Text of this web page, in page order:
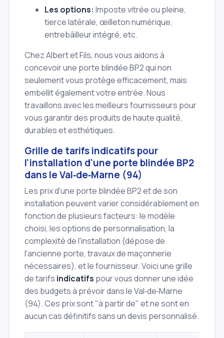
Les options: Imposte vitrée ou pleine,
tierce latérale, œilleton numérique,
entrebâilleur intégré, etc.
Chez Albert et Fils, nous vous aidons à
concevoir une porte blindée BP2 qui non
seulement vous protège efficacement, mais
embellit également votre entrée. Nous
travaillons avec les meilleurs fournisseurs pour
vous garantir des produits de haute qualité,
durables et esthétiques.
Grille de tarifs indicatifs pour
l'installation d'une porte blindée BP2
dans le Val‑de‑Marne (94)
Les prix d'une porte blindée BP2 et de son
installation peuvent varier considérablement en
fonction de plusieurs facteurs: le modèle
choisi, les options de personnalisation, la
complexité de l'installation (dépose de
l'ancienne porte, travaux de maçonnerie
nécessaires), et le fournisseur. Voici une grille
de tarifs indicatifs pour vous donner une idée
des budgets à prévoir dans le Val‑de‑Marne
(94). Ces prix sont "à partir de" et ne sont en
aucun cas définitifs sans un devis personnalisé.